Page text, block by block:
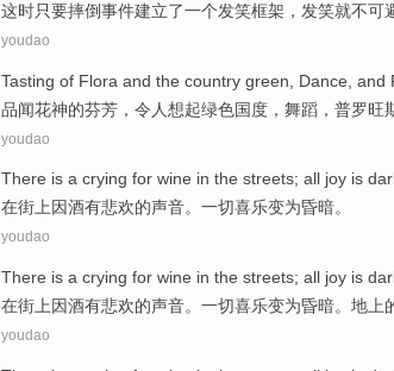
这时只要摔倒事件建立了一个发笑框架 ，发笑就不可
youdao
Tasting of Flora and the country green Dance , and
品闻花神的芬芳，令人想起绿色国度 ， 舞蹈 ， 普罗旺
youdao
There is a crying for wine in the streets; all joy is
在街上因酒有悲欢的声音。 一切喜乐变为昏暗。
youdao
There is a crying for wine in the streets; all joy is
在街上因酒有悲欢的声音。 一切喜乐变为昏暗。地上
youdao